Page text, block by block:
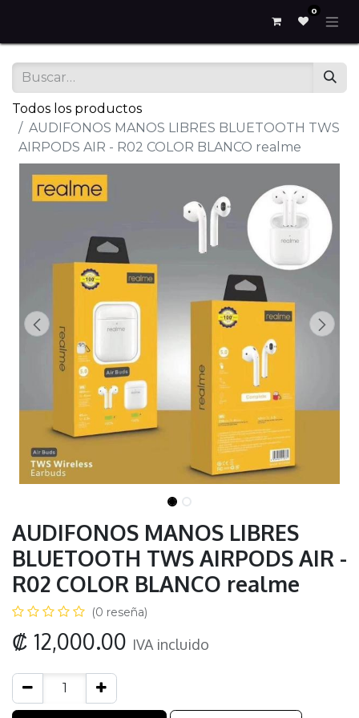
0
Todos los productos
AUDIFONOS MANOS LIBRES BLUETOOTH TWS
AIRPODS AIR - R02 COLOR BLANCO realme
AUDIFONOS MANOS LIBRES
BLUETOOTH TWS AIRPODS AIR -
R02 COLOR BLANCO realme
(0 reseña)
₡ 12,000.00 IVA incluido